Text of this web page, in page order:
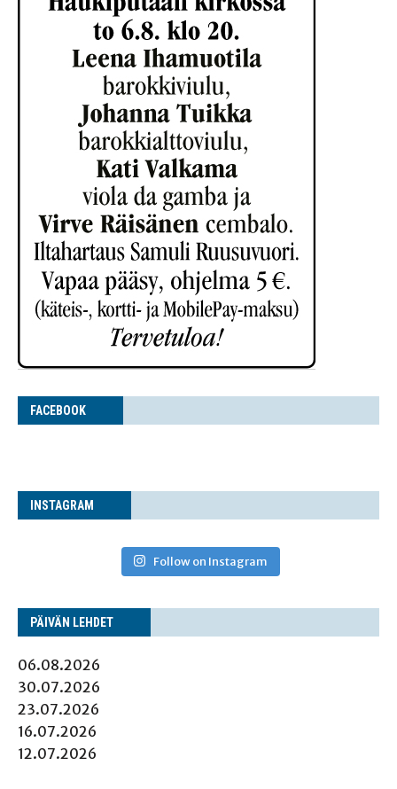
FACE­BOOK
INS­TA­GRAM
Follow on Instagram
PÄI­VÄN LEHDET
06.08.2026
30.07.2026
23.07.2026
16.07.2026
12.07.2026